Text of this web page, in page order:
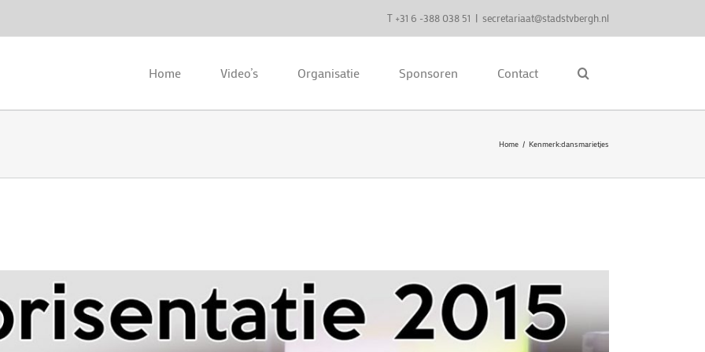
T +31 6 -388 038 51 | secretariaat@stadstvbergh.nl
Home Video’s Organisatie Sponsoren Contact
Home Kenmerk:dansmarietjes